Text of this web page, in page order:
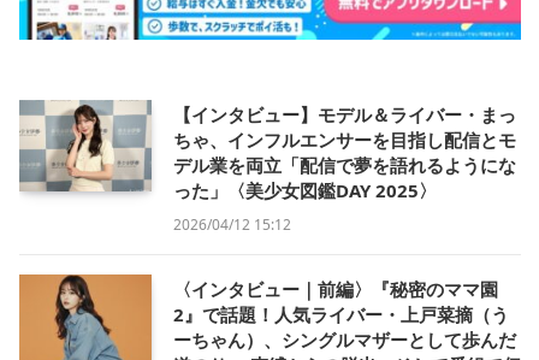
【インタビュー】モデル＆ライバー・まっ
ちゃ、インフルエンサーを目指し配信とモ
デル業を両立「配信で夢を語れるようにな
った」〈美少女図鑑DAY 2025〉
2026/04/12 15:12
〈インタビュー｜前編〉『秘密のママ園
2』で話題！人気ライバー・上戸菜摘（う
ーちゃん）、シングルマザーとして歩んだ